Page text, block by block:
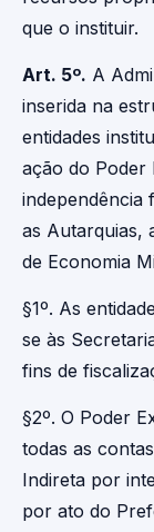
que o instituir.
Art. 5º. A
inserida na
entidades
ação do Poder
independência
as Autarquias,
de Economia
§1º. As
se às
fins de
§2º. O Poder
todas as
Indireta por
por ato do